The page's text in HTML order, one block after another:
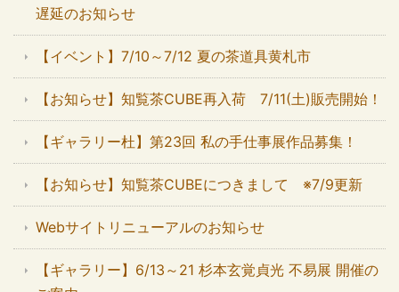
遅延のお知らせ
【イベント】7/10～7/12 夏の茶道具黄札市
【お知らせ】知覧茶CUBE再入荷 7/11(土)販売開始！
【ギャラリー杜】第23回 私の手仕事展作品募集！
【お知らせ】知覧茶CUBEにつきまして ※7/9更新
Webサイトリニューアルのお知らせ
【ギャラリー】6/13～21 杉本玄覚貞光 不易展 開催の